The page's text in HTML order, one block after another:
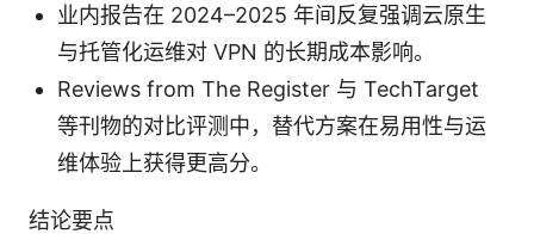
业内报告在 2024–2025 年间反复强调云原生
与托管化运维对 VPN 的长期成本影响。
Reviews from The Register 与 TechTarget
等刊物的对比评测中，替代方案在易用性与运
维体验上获得更高分。
结论要点